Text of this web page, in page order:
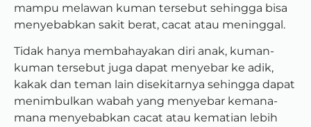
mampu melawan kuman tersebut sehingga bisa
menyebabkan sakit berat, cacat atau meninggal.
Tidak hanya membahayakan diri anak, kuman-
kuman tersebut juga dapat menyebar ke adik,
kakak dan teman lain disekitarnya sehingga dapat
menimbulkan wabah yang menyebar kemana-
mana menyebabkan cacat atau kematian lebih